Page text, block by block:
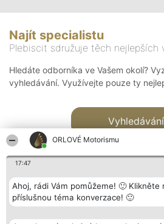
ORLOVÉ Motorismu
17:47
Ahoj, rádi Vám pomůžeme! 🙂 Klikněte
příslušnou téma konverzace! 🙂
Najít specialistu
Plebiscit sdružuje těch nejlepších
Hledáte odborníka ve Vašem okolí?
vyhledávání. Využívejte pouze ty
Vyhledávání
Bright Side Solutions sp. z o. Vítězové